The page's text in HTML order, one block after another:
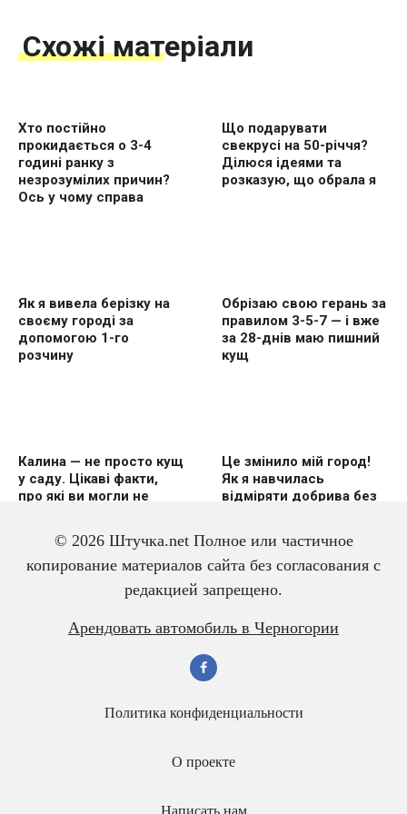
Схожі матеріали
Хто постійно
прокидається о 3-4
годині ранку з
незрозумілих причин?
Ось у чому справа
Що подарувати
свекрусі на 50-річчя?
Ділюся ідеями та
розказую, що обрала я
Як я вивела берізку на
своєму городі за
допомогою 1-го
розчину
Обрізаю свою герань за
правилом 3-5-7 — і вже
за 28-днів маю пишний
кущ
Калина — не просто кущ
у саду. Цікаві факти,
про які ви могли не
Це змінило мій город!
Як я навчилась
відміряти добрива без
3 дешевих підгодівлі в
червні — і перець
Чому гірчиця — це
справжній скарб для
© 2026 Штучка.net Полное или частичное
копирование материалов сайта без согласования с
редакцией запрещено.
Арендовать автомобиль в Черногории
Политика конфиденциальности
О проекте